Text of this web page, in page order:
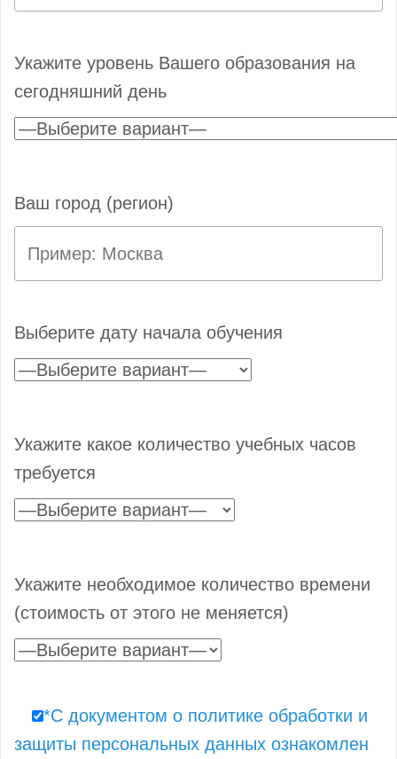
Укажите уровень Вашего образования на
сегодняшний день
Ваш город (регион)
Выберите дату начала обучения
Укажите какое количество учебных часов
требуется
Укажите необходимое количество времени
(стоимость от этого не меняется)
*С документом о политике обработки и
защиты персональных данных ознакомлен